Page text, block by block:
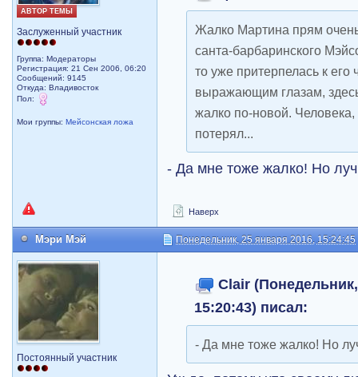
АВТОР ТЕМЫ
Заслуженный участник
Группа: Модераторы
Регистрация: 21 Сен 2006, 06:20
Сообщений: 9145
Откуда: Владивосток
Пол:
Мои группы:Мейсонская ложа
Жалко Мартина прям
санта-барбаринского
то уже притерпелась к его
выражающим глазам,
жалко по-новой.
потерял...
- Да мне тоже жалко! Но
Наверх
Мэри Мэй Понедельник, 25 января 2016, 15:24:45
Постоянный участник
Clair
15:20:43) писал:
- Да мне тоже жалко! Но